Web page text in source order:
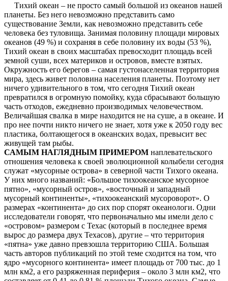
Тихий океан – не просто самый большой из океанов нашей
планеты. Без него невозможно представить само
существование Земли, как невозможно представить себе
человека без туловища. Занимая половину площади мировых
океанов (49 %) и сохраняя в себе половину их воды (53 %),
Тихий океан в своих масштабах превосходит площадь всей
земной суши, всех материков и островов, вместе взятых.
Окружность его берегов – самая густонаселенная территория
мира, здесь живет половина населения планеты. Поэтому нет
ничего удивительного в том, что сегодня Тихий океан
превратился в огромную помойку, куда сбрасывают большую
часть отходов, ежедневно производимых человечеством.
Величайшая свалка в мире находится не на суше, а в океане. И
про нее почти никто ничего не знает, хотя уже к 2050 году вес
пластика, болтающегося в океанских водах, превысит вес
живущей там рыбы.
САМЫМ НАГЛЯДНЫМ ПРИМЕРОМ наплевательского
отношения человека к своей эволюционной колыбели сегодня
служат «мусорные острова» в северной части Тихого океана.
У них много названий: «Большое тихоокеанское мусорное
пятно», «мусорный остров», «восточный и западный
мусорный континенты», «тихоокеанский мусороворот». О
размерах «континента» до сих пор спорят океанологи. Одни
исследователи говорят, что первоначально мы имели дело с
«островом» размером с Техас (который в последнее время
вырос до размера двух Техасов), другие – что территория
«пятна» уже давно превзошла территорию США. Большая
часть авторов публикаций по этой теме сходится на том, что
ядро «мусорного континента» имеет площадь от 700 тыс. до 1
млн км2, а его разряженная периферия – около 3 млн км2, что